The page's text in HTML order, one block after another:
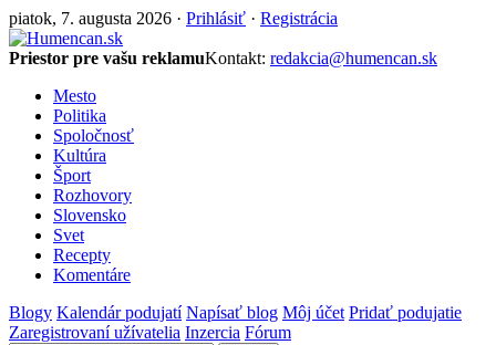
piatok, 7. augusta 2026 · Prihlásiť · Registrácia
Priestor pre vašu reklamuKontakt: redakcia@humencan.sk
Mesto
Politika
Spoločnosť
Kultúra
Šport
Rozhovory
Slovensko
Svet
Recepty
Komentáre
Blogy Kalendár podujatí Napísať blog Môj účet Pridať podujatie
Zaregistrovaní užívatelia Inzercia Fórum